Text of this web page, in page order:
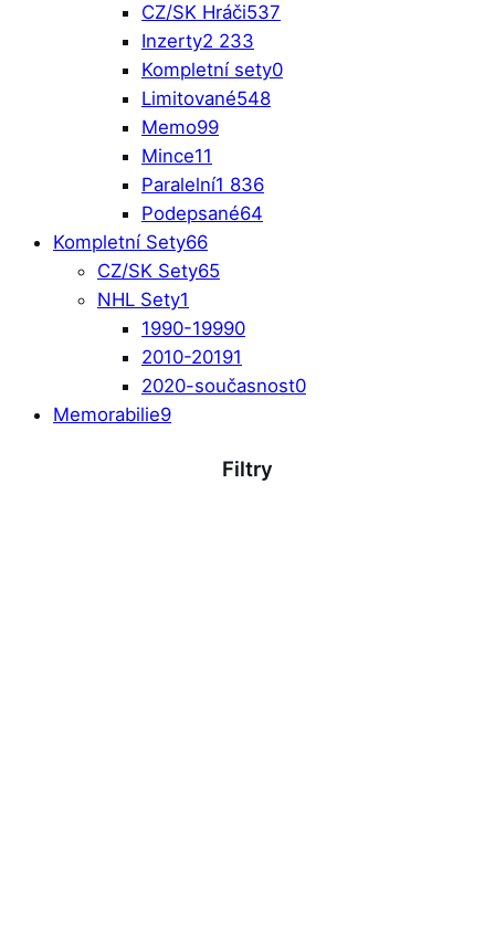
CZ/SK Hráči537
Inzerty2 233
Kompletní sety0
Limitované548
Memo99
Mince11
Paralelní1 836
Podepsané64
Kompletní Sety66
CZ/SK Sety65
NHL Sety1
1990-19990
2010-20191
2020-současnost0
Memorabilie9
Filtry